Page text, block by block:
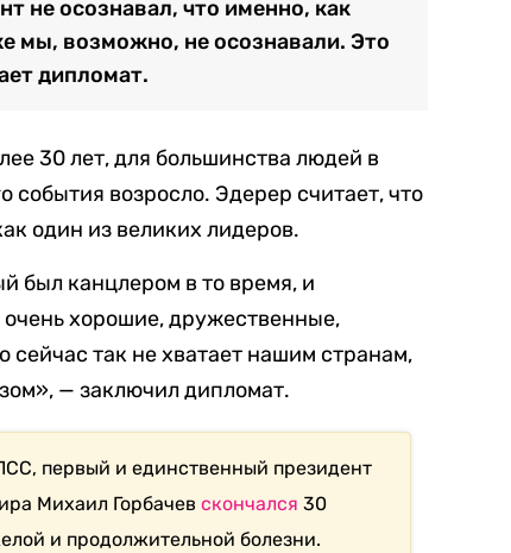
не осознавал, что именно, как
мы, возможно, не осознавали. Это
дипломат.
30 лет, для большинства людей в
события возросло. Эдерер считает, что
один из великих лидеров.
был канцлером в то время, и
хорошие, дружественные,
сейчас так не хватает нашим странам,
— заключил дипломат.
первый и единственный президент
Михаил Горбачевскончался 30
и продолжительной болезни.